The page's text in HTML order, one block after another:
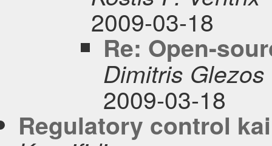
2009-03-18
Re: Open-
Dimitris Glezos
2009-03-18
Regulatory control